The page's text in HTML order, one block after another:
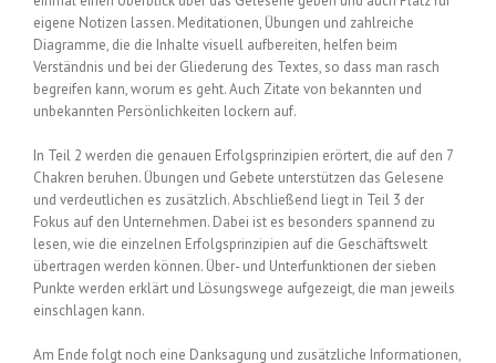
eigene Notizen lassen. Meditationen, Übungen und zahlreiche
Diagramme, die die Inhalte visuell aufbereiten, helfen beim
Verständnis und bei der Gliederung des Textes, so dass man rasch
begreifen kann, worum es geht. Auch Zitate von bekannten und
unbekannten Persönlichkeiten lockern auf.
In Teil 2 werden die genauen Erfolgsprinzipien erörtert, die auf den 7
Chakren beruhen. Übungen und Gebete unterstützen das Gelesene
und verdeutlichen es zusätzlich. Abschließend liegt in Teil 3 der
Fokus auf den Unternehmen. Dabei ist es besonders spannend zu
lesen, wie die einzelnen Erfolgsprinzipien auf die Geschäftswelt
übertragen werden können. Über- und Unterfunktionen der sieben
Punkte werden erklärt und Lösungswege aufgezeigt, die man jeweils
einschlagen kann.
Am Ende folgt noch eine Danksagung und zusätzliche Informationen,